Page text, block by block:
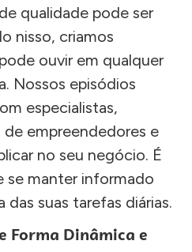
qualidade pode ser
nisso, criamos
ouvir em qualquer
Nossos episódios
especialistas,
de empreendedores e
no seu negócio. É
se manter informado
suas tarefas diárias.
Forma Dinâmica e